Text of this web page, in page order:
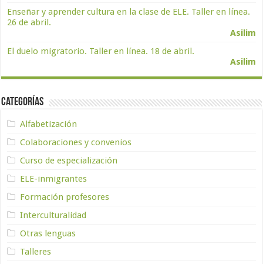
Enseñar y aprender cultura en la clase de ELE. Taller en línea.
26 de abril.
Asilim
El duelo migratorio. Taller en línea. 18 de abril.
Asilim
Categorías
Alfabetización
Colaboraciones y convenios
Curso de especialización
ELE-inmigrantes
Formación profesores
Interculturalidad
Otras lenguas
Talleres